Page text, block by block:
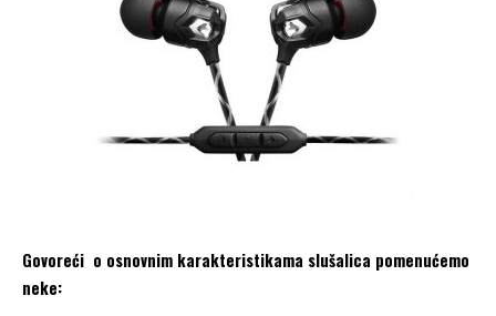
Govoreći o osnovnim karakteristikama slušalica pomenućemo
neke: